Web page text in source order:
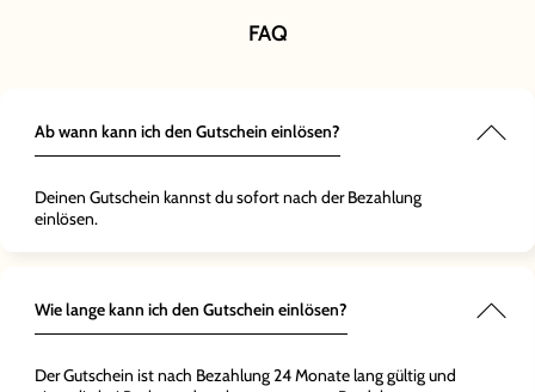
Es war
dem
eine
Auszeit
wir in
der
war
und
FAQ
Ab wann kann ich den Gutschein einlösen?
Deinen Gutschein kannst du sofort nach der Bezahlung
einlösen.
Wie lange kann ich den Gutschein einlösen?
Der Gutschein ist nach Bezahlung 24 Monate lang gültig und